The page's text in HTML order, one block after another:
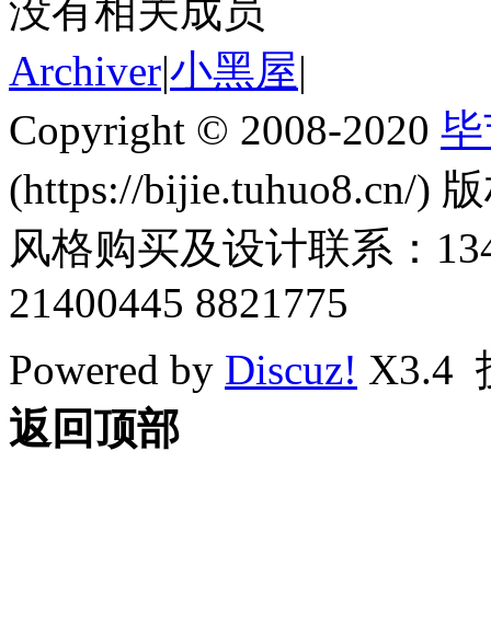
没有相关成员
Archiver|小黑屋|
Copyright © 2008-2020
(https://bijie.tuhuo8.cn/)
风格购买及设计联系：
21400445 8821775
Powered by Discuz! X3.4
返回顶部